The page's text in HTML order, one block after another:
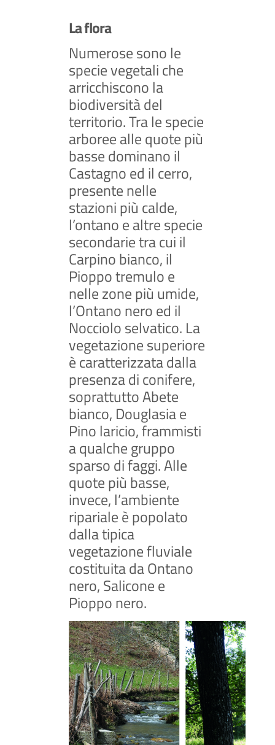
La flora
Numerose sono le
specie vegetali che
arricchiscono la
biodiversità del
territorio. Tra le specie
arboree alle quote più
basse dominano il
Castagno ed il cerro,
presente nelle
stazioni più calde,
l’ontano e altre specie
secondarie tra cui il
Carpino bianco, il
Pioppo tremulo e
nelle zone più umide,
l’Ontano nero ed il
Nocciolo selvatico. La
vegetazione superiore
è caratterizzata dalla
presenza di conifere,
soprattutto Abete
bianco, Douglasia e
Pino laricio, frammisti
a qualche gruppo
sparso di faggi. Alle
quote più basse,
invece, l’ambiente
ripariale è popolato
dalla tipica
vegetazione fluviale
costituita da Ontano
nero, Salicone e
Pioppo nero.